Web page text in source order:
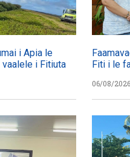
i Apia le
i Fitiuta
Fiti i le
06/08/2026